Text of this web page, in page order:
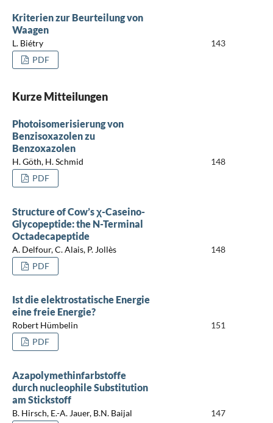
Kriterien zur Beurteilung von
Waagen
L. Biétry
143
PDF
Kurze Mitteilungen
Photoisomerisierung von
Benzisoxazolen zu
Benzoxazolen
H. Göth, H. Schmid
148
PDF
Structure of Cow’s χ-Caseino-
Glycopeptide: the N-Terminal
Octadecapeptide
A. Delfour, C. Alais, P. Jollès
148
PDF
Ist die elektrostatische Energie
eine freie Energie?
Robert Hümbelin
151
PDF
Azapolymethinfarbstoffe
durch nucleophile Substitution
am Stickstoff
B. Hirsch, E.-A. Jauer, B.N. Baijal
147